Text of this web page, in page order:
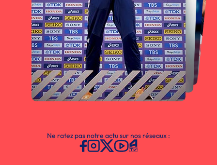
Ne ratez pas notre actu sur nos réseaux :